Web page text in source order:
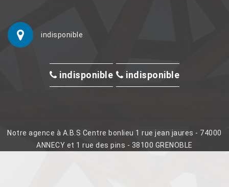
indisponible
indisponible indisponible
Notre agence à A.B.S Centre bonlieu 1 rue jean jaures - 74000
ANNECY et 1 rue des pins - 38100 GRENOBLE